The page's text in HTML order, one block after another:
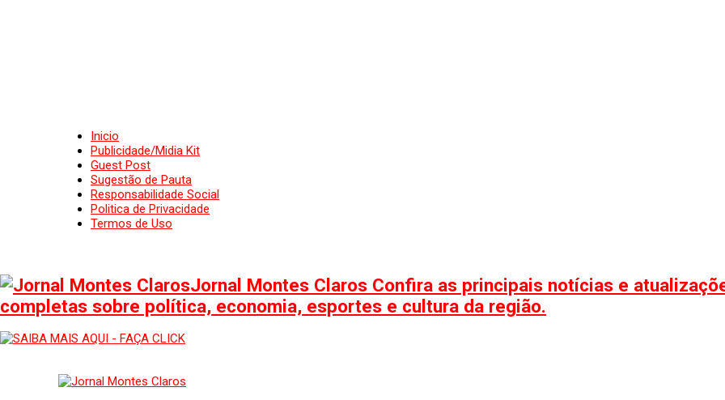
Inicio
Publicidade/Midia Kit
Guest Post
Sugestão de Pauta
Responsabilidade Social
Politica de Privacidade
Termos de Uso
Jornal Montes Claros Confira as principais notícias e
completas sobre política, economia, esportes e cultura da região.